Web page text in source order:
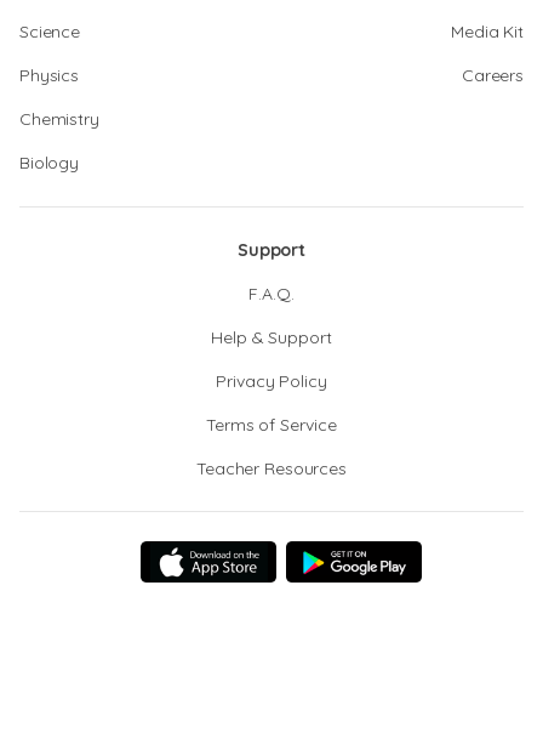
Science
Physics
Chemistry
Biology
Media Kit
Careers
Support
F.A.Q.
Help & Support
Privacy Policy
Terms of Service
Teacher Resources